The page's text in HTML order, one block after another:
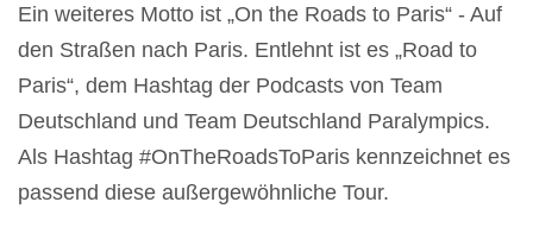
Ein weiteres Motto ist „On the Roads to Paris“ - Auf
den Straßen nach Paris. Entlehnt ist es „Road to
Paris“, dem Hashtag der Podcasts von Team
Deutschland und Team Deutschland Paralympics.
Als Hashtag #OnTheRoadsToParis kennzeichnet es
passend diese außergewöhnliche Tour.